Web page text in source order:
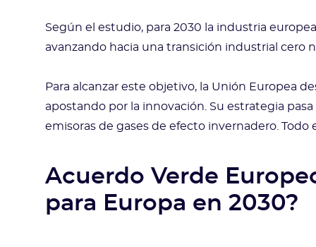
Según el estudio, para 2030 la industria
avanzando hacia una transición industrial cero
Para alcanzar este objetivo, la Unión Europea
apostando por la innovación. Su estrategia
emisoras de gases de efecto invernadero. Todo
Acuerdo Verde
para Europa en 2030?